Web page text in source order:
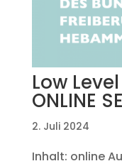
Low
ONLINE
2. Juli 2024
Inhalt: online